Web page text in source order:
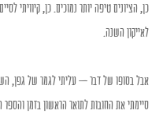
כן, הציונים טיפה יותר נמוכים. כן, קיוויתי
לאייקון השנה.
אבל בסופו של דבר – עליתי לגמר של גפן,
סיימתי את החובות לתואר הראשון בזמן